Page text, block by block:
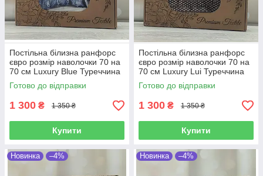
Постільна білизна ранфорс
євро розмір наволочки 70 на
70 см Luxury Blue Туреччина
Готово до відправки
1 300 ₴ 1 350 ₴
Купити
Постільна білизна ранфорс
євро розмір наволочки 70 на
70 см Luxury Lui Туреччина
Готово до відправки
1 300 ₴ 1 350 ₴
Купити
Новинка –4% Новинка –4%